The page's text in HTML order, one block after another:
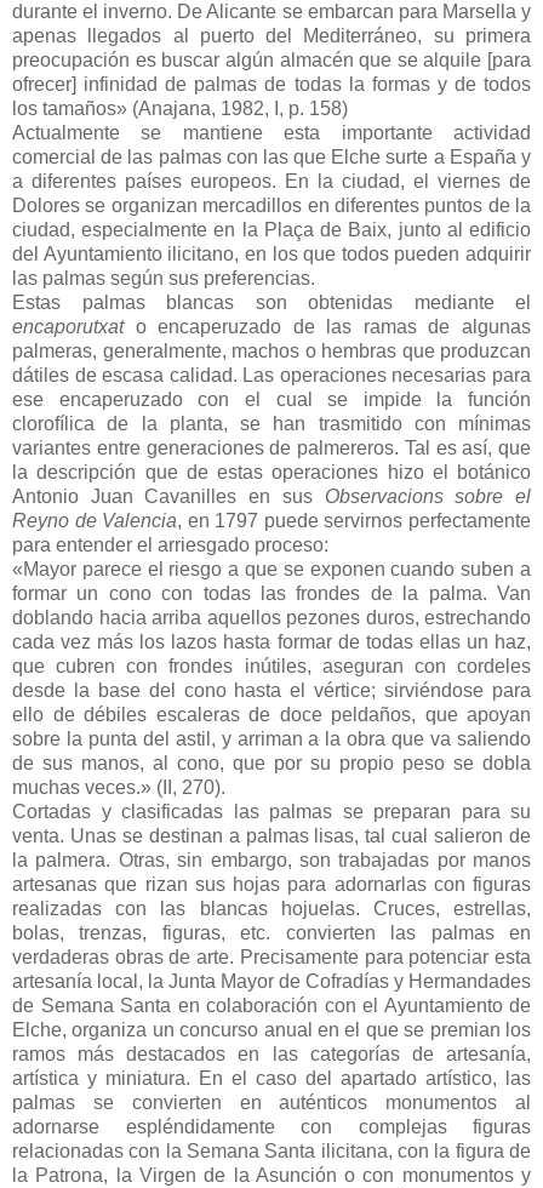
durante el inverno. De Alicante se embarcan para Marsella y
apenas llegados al puerto del Mediterráneo, su primera
preocupación es buscar algún almacén que se alquile [para
ofrecer] infinidad de palmas de todas la formas y de todos
los tamaños» (Anajana, 1982, I, p. 158)
Actualmente se mantiene esta importante actividad
comercial de las palmas con las que Elche surte a España y
a diferentes países europeos. En la ciudad, el viernes de
Dolores se organizan mercadillos en diferentes puntos de la
ciudad, especialmente en la Plaça de Baix, junto al edificio
del Ayuntamiento ilicitano, en los que todos pueden adquirir
las palmas según sus preferencias.
Estas palmas blancas son obtenidas mediante el
encaporutxat o encaperuzado de las ramas de algunas
palmeras, generalmente, machos o hembras que produzcan
dátiles de escasa calidad. Las operaciones necesarias para
ese encaperuzado con el cual se impide la función
clorofílica de la planta, se han trasmitido con mínimas
variantes entre generaciones de palmereros. Tal es así, que
la descripción que de estas operaciones hizo el botánico
Antonio Juan Cavanilles en sus Observacions sobre el
Reyno de Valencia, en 1797 puede servirnos perfectamente
para entender el arriesgado proceso:
«Mayor parece el riesgo a que se exponen cuando suben a
formar un cono con todas las frondes de la palma. Van
doblando hacia arriba aquellos pezones duros, estrechando
cada vez más los lazos hasta formar de todas ellas un haz,
que cubren con frondes inútiles, aseguran con cordeles
desde la base del cono hasta el vértice; sirviéndose para
ello de débiles escaleras de doce peldaños, que apoyan
sobre la punta del astil, y arriman a la obra que va saliendo
de sus manos, al cono, que por su propio peso se dobla
muchas veces.» (II, 270).
Cortadas y clasificadas las palmas se preparan para su
venta. Unas se destinan a palmas lisas, tal cual salieron de
la palmera. Otras, sin embargo, son trabajadas por manos
artesanas que rizan sus hojas para adornarlas con figuras
realizadas con las blancas hojuelas. Cruces, estrellas,
bolas, trenzas, figuras, etc. convierten las palmas en
verdaderas obras de arte. Precisamente para potenciar esta
artesanía local, la Junta Mayor de Cofradías y Hermandades
de Semana Santa en colaboración con el Ayuntamiento de
Elche, organiza un concurso anual en el que se premian los
ramos más destacados en las categorías de artesanía,
artística y miniatura. En el caso del apartado artístico, las
palmas se convierten en auténticos monumentos al
adornarse espléndidamente con complejas figuras
relacionadas con la Semana Santa ilicitana, con la figura de
la Patrona, la Virgen de la Asunción o con monumentos y